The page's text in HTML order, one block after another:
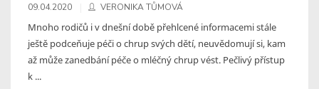
09.04.2020 VERONIKA TŮMOVÁ
Mnoho rodičů i v dnešní době přehlcené informacemi stále
ještě podceňuje péči o chrup svých dětí, neuvědomují si, kam
až může zanedbání péče o mléčný chrup vést. Pečlivý přístup
k ...